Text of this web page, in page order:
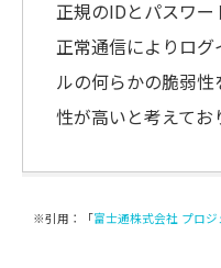
正規のIDとパスワ
正常通信によりロ
ルの何らかの脆弱
性が高いと考えてお
※引用：「富士通株式会社 プロ